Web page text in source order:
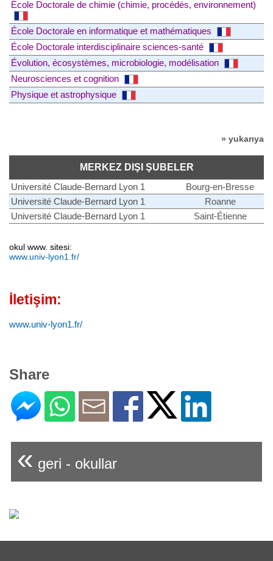
École Doctorale de chimie (chimie, procédés, environnement)
École Doctorale en informatique et mathématiques
École Doctorale interdisciplinaire sciences-santé
Évolution, écosystèmes, microbiologie, modélisation
Neurosciences et cognition
Physique et astrophysique
» yukarıya
MERKEZ DIŞI ŞUBELER
Université Claude-Bernard Lyon 1
Bourg-en-Bresse
Université Claude-Bernard Lyon 1
Roanne
Université Claude-Bernard Lyon 1
Saint-Étienne
okul www. sitesi:
www.univ-lyon1.fr/
İletişim:
www.univ-lyon1.fr/
Share
« geri - okullar